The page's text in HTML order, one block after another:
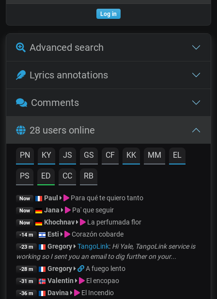
Log in
Advanced search
Lyrics annotations
Comments
28 users online
PN KY JS GS CF KK MM EL
PS ED CC RB
Now Paul Para qué te quiero tanto
Now Jana Pa' que seguir
Now Khochnav La perfumada flor
-14 m Esti Corazón cobarde
-23 m Gregory TangoLink: Hi Yale, TangoLink service is
working so I sent you an email to dig further on your...
-28 m Gregory A fuego lento
-31 m Valentin El encopao
-36 m Davina El Incendio